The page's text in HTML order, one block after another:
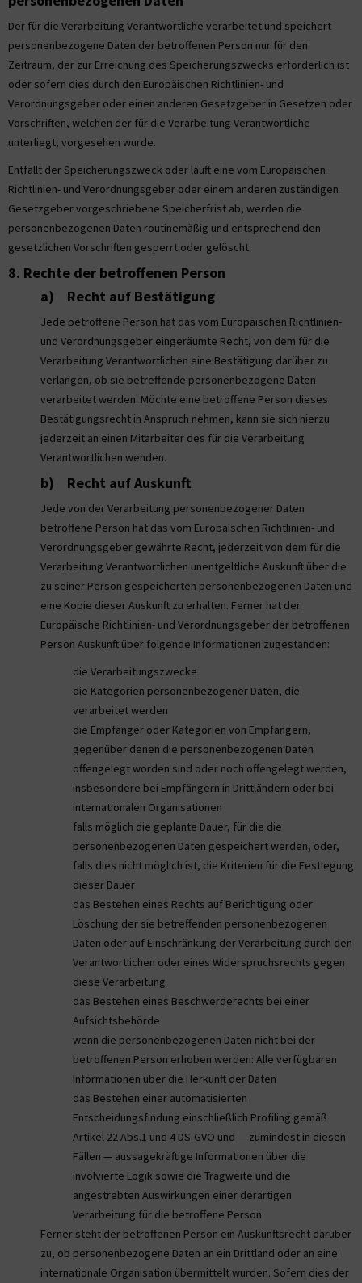
Der für die Verarbeitung Verantwortliche verarbeitet und speichert
personenbezogene Daten der betroffenen Person nur für den
Zeitraum, der zur Erreichung des Speicherungszwecks erforderlich ist
oder sofern dies durch den Europäischen Richtlinien- und
Verordnungsgeber oder einen anderen Gesetzgeber in Gesetzen oder
Vorschriften, welchen der für die Verarbeitung Verantwortliche
unterliegt, vorgesehen wurde.
Entfällt der Speicherungszweck oder läuft eine vom Europäischen
Richtlinien- und Verordnungsgeber oder einem anderen zuständigen
Gesetzgeber vorgeschriebene Speicherfrist ab, werden die
personenbezogenen Daten routinemäßig und entsprechend den
gesetzlichen Vorschriften gesperrt oder gelöscht.
8. Rechte der betroffenen Person
a) Recht auf Bestätigung
Jede betroffene Person hat das vom Europäischen Richtlinien-
und Verordnungsgeber eingeräumte Recht, von dem für die
Verarbeitung Verantwortlichen eine Bestätigung darüber zu
verlangen, ob sie betreffende personenbezogene Daten
verarbeitet werden. Möchte eine betroffene Person dieses
Bestätigungsrecht in Anspruch nehmen, kann sie sich hierzu
jederzeit an einen Mitarbeiter des für die Verarbeitung
Verantwortlichen wenden.
b) Recht auf Auskunft
Jede von der Verarbeitung personenbezogener Daten
betroffene Person hat das vom Europäischen Richtlinien- und
Verordnungsgeber gewährte Recht, jederzeit von dem für die
Verarbeitung Verantwortlichen unentgeltliche Auskunft über die
zu seiner Person gespeicherten personenbezogenen Daten und
eine Kopie dieser Auskunft zu erhalten. Ferner hat der
Europäische Richtlinien- und Verordnungsgeber der betroffenen
Person Auskunft über folgende Informationen zugestanden:
die Verarbeitungszwecke
die Kategorien personenbezogener Daten, die
verarbeitet werden
die Empfänger oder Kategorien von Empfängern,
gegenüber denen die personenbezogenen Daten
offengelegt worden sind oder noch offengelegt werden,
insbesondere bei Empfängern in Drittländern oder bei
internationalen Organisationen
falls möglich die geplante Dauer, für die die
personenbezogenen Daten gespeichert werden, oder,
falls dies nicht möglich ist, die Kriterien für die Festlegung
dieser Dauer
das Bestehen eines Rechts auf Berichtigung oder
Löschung der sie betreffenden personenbezogenen
Daten oder auf Einschränkung der Verarbeitung durch den
Verantwortlichen oder eines Widerspruchsrechts gegen
diese Verarbeitung
das Bestehen eines Beschwerderechts bei einer
Aufsichtsbehörde
wenn die personenbezogenen Daten nicht bei der
betroffenen Person erhoben werden: Alle verfügbaren
Informationen über die Herkunft der Daten
das Bestehen einer automatisierten
Entscheidungsfindung einschließlich Profiling gemäß
Artikel 22 Abs.1 und 4 DS-GVO und — zumindest in diesen
Fällen — aussagekräftige Informationen über die
involvierte Logik sowie die Tragweite und die
angestrebten Auswirkungen einer derartigen
Verarbeitung für die betroffene Person
Ferner steht der betroffenen Person ein Auskunftsrecht darüber
zu, ob personenbezogene Daten an ein Drittland oder an eine
internationale Organisation übermittelt wurden. Sofern dies der